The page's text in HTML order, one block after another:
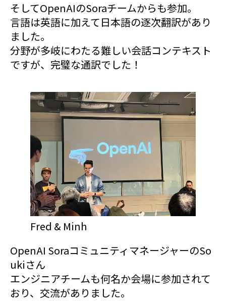
そしてOpenAIのSoraチームからも参加。
言語は英語に加えて日本語の逐次翻訳があり
ました。
分野が多岐にわたる難しい会話コンテキスト
ですが、完璧な通訳でした！
Fred & Minh
OpenAI SoraコミュニティマネージャーのSo
ukiさん
エンジニアチームも何名か会場に参加されて
おり、交流がありました。